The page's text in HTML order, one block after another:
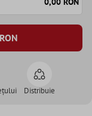
RON
Distribuie